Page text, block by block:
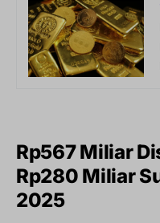
Rp567 Miliar
Rp280 Miliar
2025